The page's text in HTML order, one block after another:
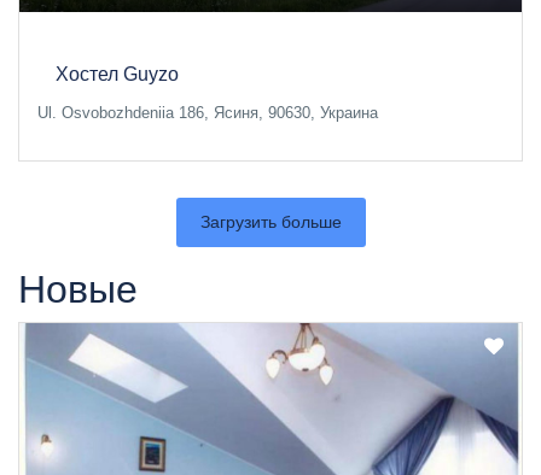
Хостел Guyzo
Ul. Osvobozhdeniia 186, Ясиня, 90630, Украина
Загрузить больше
Новые